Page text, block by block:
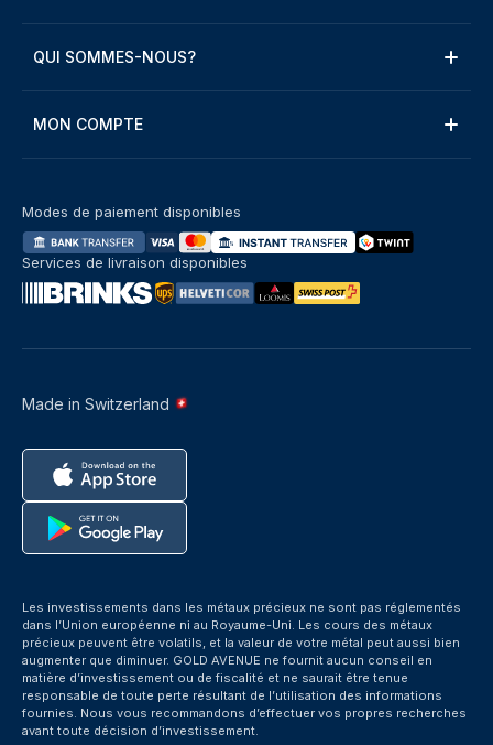
QUI SOMMES-NOUS?
MON COMPTE
Made in Switzerland
Modes de paiement disponibles
Services de livraison disponibles
Les investissements dans les métaux précieux ne sont pas réglementés
dans l’Union européenne ni au Royaume-Uni. Les cours des métaux
précieux peuvent être volatils, et la valeur de votre métal peut aussi bien
augmenter que diminuer. GOLD AVENUE ne fournit aucun conseil en
matière d’investissement ou de fiscalité et ne saurait être tenue
responsable de toute perte résultant de l’utilisation des informations
fournies. Nous vous recommandons d’effectuer vos propres recherches
avant toute décision d’investissement.